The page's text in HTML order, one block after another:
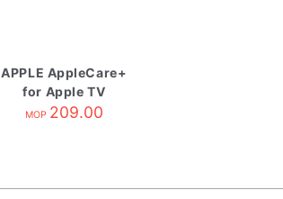
APPLE AppleCare+
for Apple TV
MOP 209.00